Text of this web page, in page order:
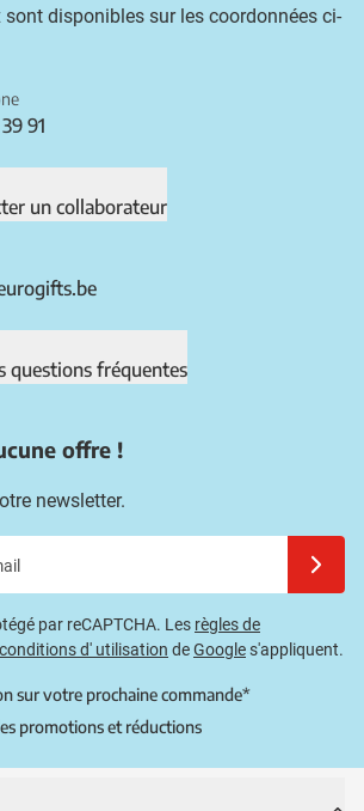
disponibles sur les coordonnées ci-
91
un collaborateur
questions fréquentes
offre !
newsletter.
par reCAPTCHA. Les règles de
conditions d' utilisation deGoogles'appliquent.
sur votre prochaine commande*
promotions et réductions